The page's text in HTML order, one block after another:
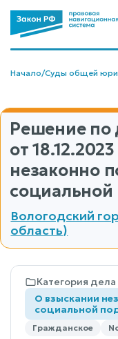
Начало/Суды общей
Решение по
от
незаконно
Вологодский
область)
Категория дела
О взыскании
социальной
Гражданское